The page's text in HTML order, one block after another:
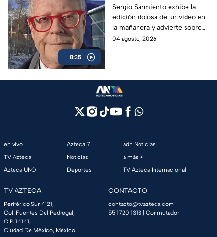
8:35
Sarmiento responde a
la mañanera tras video
editado
Sergio Sarmiento exhibe la
edición dolosa de un video en
la mañanera y advierte sobre
los peligros de la censura
04 agosto, 2026
en vivo
TV Azteca
Azteca UNO
Azteca 7
Noticias
Deportes
adn Noticias
a más +
TV Azteca Internacional
TV AZTECA
Periférico Sur 4121,
Col. Fuentes Del Pedregal,
C.P. 14141,
Ciudad De México, México.
CONTACTO
contacto@tvazteca.com
55 1720 1313 | Conmutador